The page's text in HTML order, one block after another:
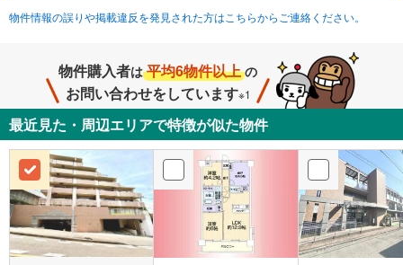
物件情報の誤りや掲載違反を発見された方はこちらからご連絡ください。
物件購入者は 平均6物件以上 の
お問い合わせをしています※1
最近見た・周辺エリアで特徴が似た物件